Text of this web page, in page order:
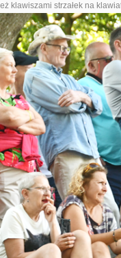
klawiszami strzałek na